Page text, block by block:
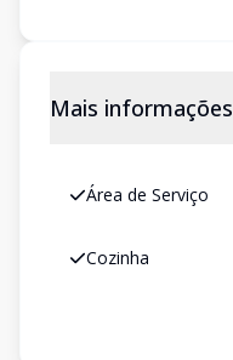
Mais informações
Área de Serviço
Cozinha